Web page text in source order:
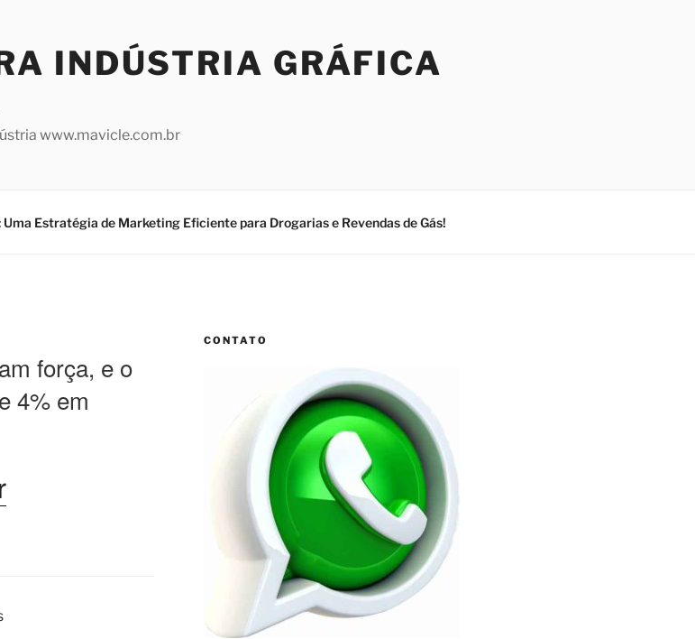
INDÚSTRIA GRÁFICA
www.mavicle.com.br
Uma Estratégia de Marketing Eficiente para Drogarias e Revendas de Gás!
força, e o
4% em
CONTATO